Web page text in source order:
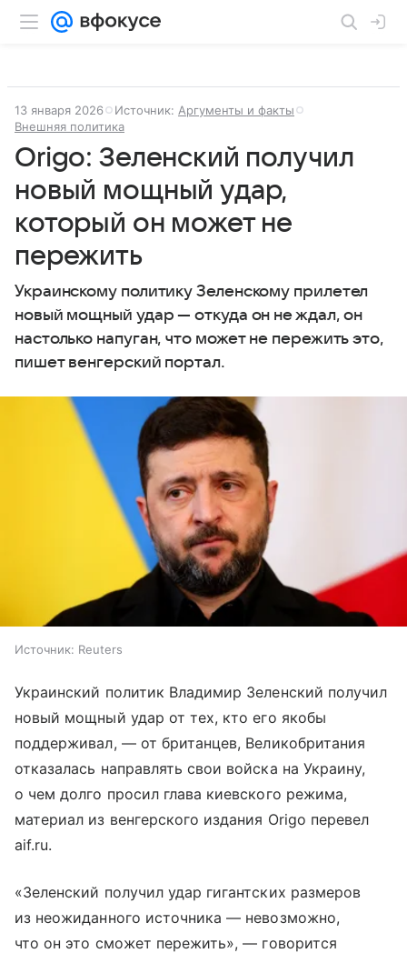
13 января 2026 Источник: Аргументы и факты
Внешняя политика
Origo: Зеленский получил
новый мощный удар,
который он может не
пережить
Украинскому политику Зеленскому прилетел
новый мощный удар — откуда он не ждал, он
настолько напуган, что может не пережить это,
пишет венгерский портал.
Источник: Reuters
Украинский политик Владимир Зеленский получил
новый мощный удар от тех, кто его якобы
поддерживал, — от британцев, Великобритания
отказалась направлять свои войска на Украину,
о чем долго просил глава киевского режима,
материал из венгерского издания Origo перевел
aif.ru.
«Зеленский получил удар гигантских размеров
из неожиданного источника — невозможно,
что он это сможет пережить», — говорится